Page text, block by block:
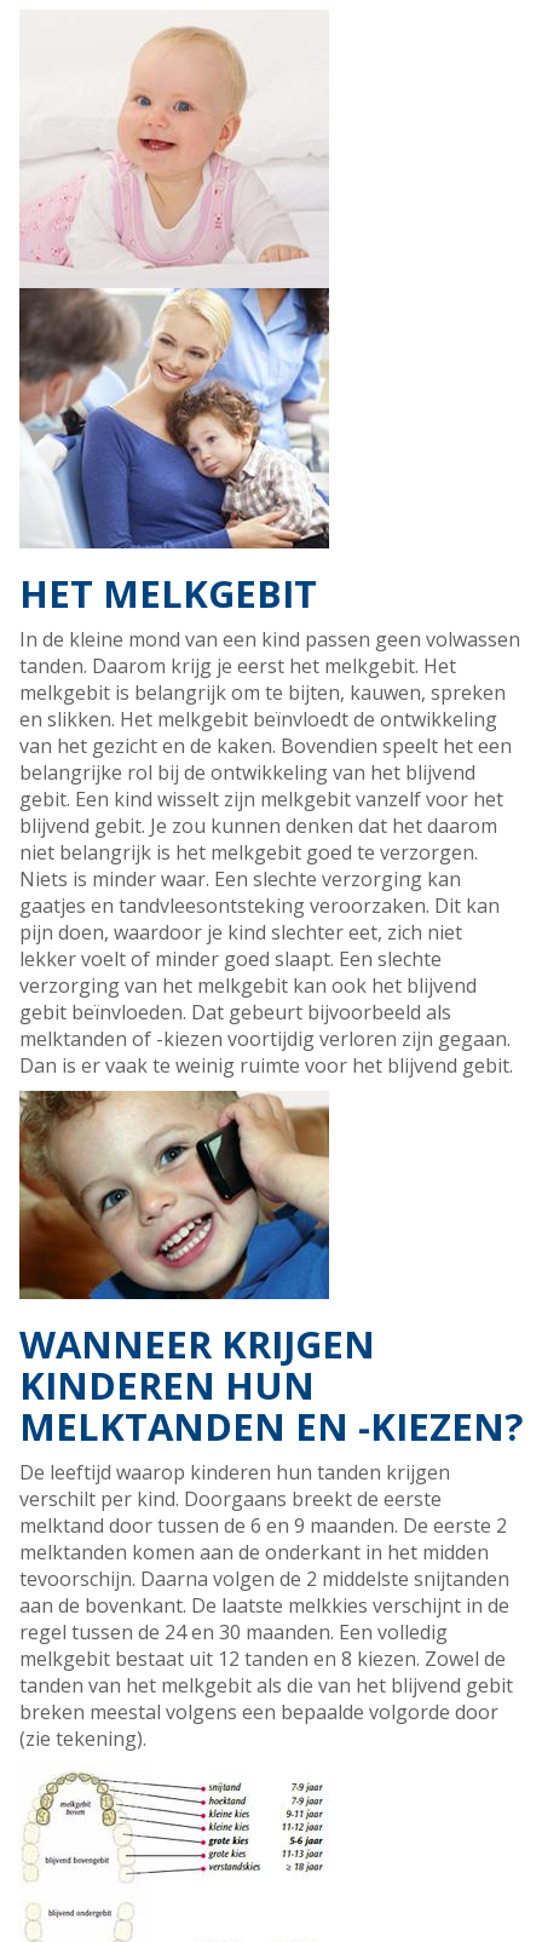
HET MELKGEBIT
In de kleine mond van een kind passen geen volwassen
tanden. Daarom krijg je eerst het melkgebit. Het
melkgebit is belangrijk om te bijten, kauwen, spreken
en slikken. Het melkgebit beïnvloedt de ontwikkeling
van het gezicht en de kaken. Bovendien speelt het een
belangrijke rol bij de ontwikkeling van het blijvend
gebit. Een kind wisselt zijn melkgebit vanzelf voor het
blijvend gebit. Je zou kunnen denken dat het daarom
niet belangrijk is het melkgebit goed te verzorgen.
Niets is minder waar. Een slechte verzorging kan
gaatjes en tandvleesontsteking veroorzaken. Dit kan
pijn doen, waardoor je kind slechter eet, zich niet
lekker voelt of minder goed slaapt. Een slechte
verzorging van het melkgebit kan ook het blijvend
gebit beïnvloeden. Dat gebeurt bijvoorbeeld als
melktanden of -kiezen voortijdig verloren zijn gegaan.
Dan is er vaak te weinig ruimte voor het blijvend gebit.
WANNEER KRIJGEN
KINDEREN HUN
MELKTANDEN EN -KIEZEN?
De leeftijd waarop kinderen hun tanden krijgen
verschilt per kind. Doorgaans breekt de eerste
melktand door tussen de 6 en 9 maanden. De eerste 2
melktanden komen aan de onderkant in het midden
tevoorschijn. Daarna volgen de 2 middelste snijtanden
aan de bovenkant. De laatste melkkies verschijnt in de
regel tussen de 24 en 30 maanden. Een volledig
melkgebit bestaat uit 12 tanden en 8 kiezen. Zowel de
tanden van het melkgebit als die van het blijvend gebit
breken meestal volgens een bepaalde volgorde door
(zie tekening).